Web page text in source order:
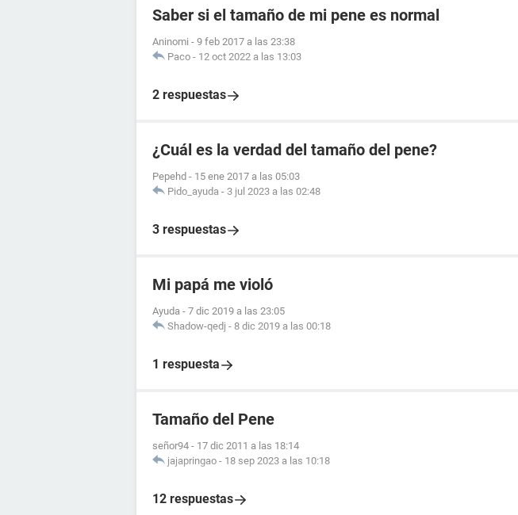
Saber si el tamaño de mi pene es normal
Aninomi - 9 feb 2017 a las 23:38
Paco - 12 oct 2022 a las 13:03
2 respuestas
¿Cuál es la verdad del tamaño del pene?
Pepehd - 15 ene 2017 a las 05:03
Pido_ayuda - 3 jul 2023 a las 02:48
3 respuestas
Mi papá me violó
Ayuda - 7 dic 2019 a las 23:05
Shadow-qedj - 8 dic 2019 a las 00:18
1 respuesta
Tamaño del Pene
señor94 - 17 dic 2011 a las 18:14
jajapringao - 18 sep 2023 a las 10:18
12 respuestas